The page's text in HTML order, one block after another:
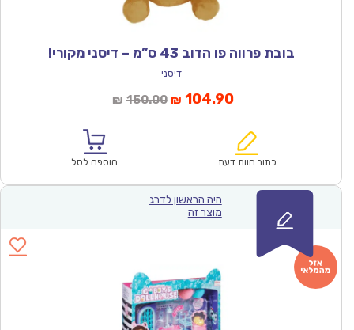
בובת פרווה פו הדוב 43 ס”מ – דיסני מקורי!
דיסני
₪ 150.00המחיר
₪150.00.
₪ 104.90המחיר
הוא:
כתוב חוות דעת הוספה לסל
היה הראשון לדרג
מוצר זה